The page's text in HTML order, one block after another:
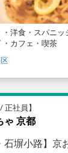
洋食・スパニッ
・カフェ・喫茶
正社員】
ゃ 京都
石塀小路】